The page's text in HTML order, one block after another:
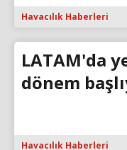
Havacılık Haberleri
LATAM'da
dönem
Havacılık Haberleri